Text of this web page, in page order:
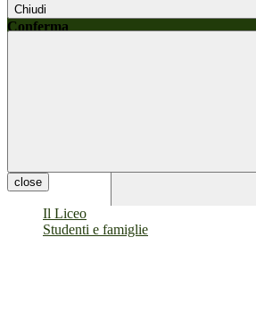
Chiudi
Conferma
close
Il Liceo
Studenti e famiglie